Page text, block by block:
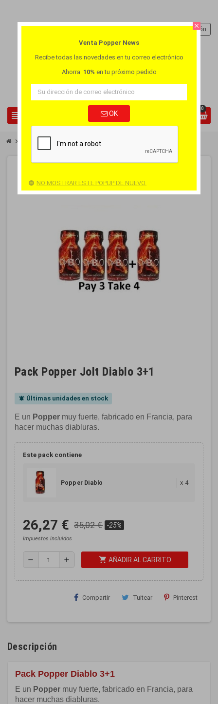
view_headline
Iniciar sesión
0
chevron_right Paga 3 Lleva 4 chevron_right Pack Popper Jolt Diablo 3+1
Pack Popper Jolt Diablo 3+1
notifications_active Últimas unidades en stock
E un Popper muy fuerte, fabricado en Francia, para
hacer muchas diabluras.
Este pack contiene
Popper Diablo x 4
26,27 € 35,02 € -25%
Impuestos incluidos
remove add shopping_cart AÑADIR AL CARRITO
Compartir Tuitear Pinterest
Descripción
Pack Popper Diablo 3+1
E un Popper muy fuerte, fabricado en Francia, para
hacer muchas diabluras.
close
Venta Popper News
Recibe todas las novedades en tu correo electrónico
Ahorra 10% en tu próximo pedido
OK
NO MOSTRAR ESTE POPUP DE NUEVO.